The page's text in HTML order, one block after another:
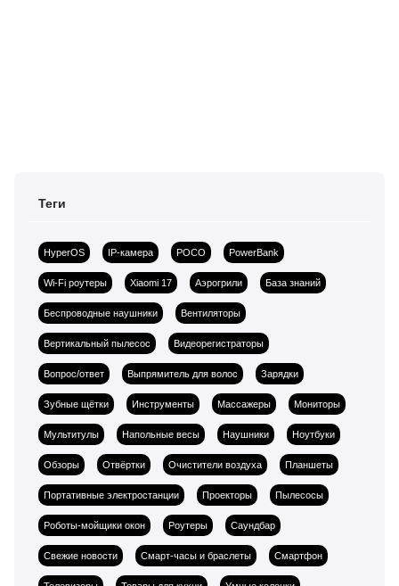
Теги
HyperOS IP-камера POCO PowerBank
Wi-Fi роутеры Xiaomi 17 Аэрогрили База знаний
Беспроводные наушники Вентиляторы
Вертикальный пылесос Видеорегистраторы
Вопрос/ответ Выпрямитель для волос Зарядки
Зубные щётки Инструменты Массажеры Мониторы
Мультитулы Напольные весы Наушники Ноутбуки
Обзоры Отвёртки Очистители воздуха Планшеты
Портативные электростанции Проекторы Пылесосы
Роботы-мойщики окон Роутеры Саундбар
Свежие новости Смарт-часы и браслеты Смартфон